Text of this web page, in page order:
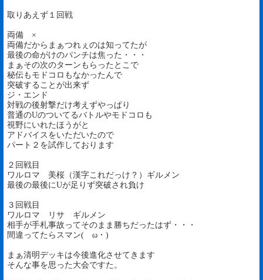
取りあえず１回戦
両備 ×
両備だからまぁつれぇのは知ってたが
最後の命がけのパンチは焦った・・・
まぁその次のターンもらったとこで
秘伝もモドコロもなかったんで
突破することが出来ず
ジ・エンド
対戦の後射撃だけ考えずやっぱり
普通のUのついてるバトルやモドコロも
視野にいれたほうがと
アドバイスをいただいたので
パート２を試作しております
２回戦目
ワルロマ 美桜（漢字これだっけ？）ギルメン
最後の最後にUが足りず突破され負け
３回戦目
ワルロマ リサ ギルメン
相手が手札事故ってそのまま勝ちだったはず・・・
間違ってたらスマン(ゝω・)
まぁ清明デッキは今後進化させてきます
そんな事を思った大会ですた。